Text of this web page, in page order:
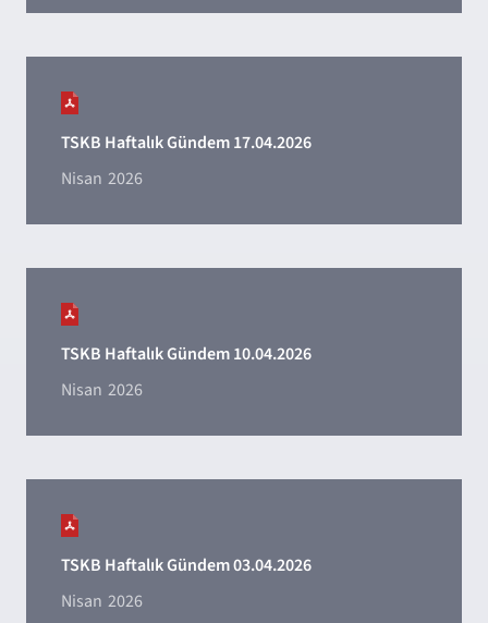
TSKB Haftalık Gündem 17.04.2026
Nisan 2026
TSKB Haftalık Gündem 10.04.2026
Nisan 2026
TSKB Haftalık Gündem 03.04.2026
Nisan 2026